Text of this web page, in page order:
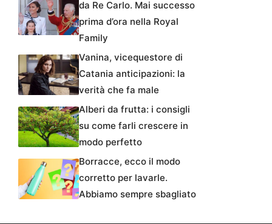
da Re Carlo. Mai successo
prima d’ora nella Royal
Family
Vanina, vicequestore di
Catania anticipazioni: la
verità che fa male
Alberi da frutta: i consigli
su come farli crescere in
modo perfetto
Borracce, ecco il modo
corretto per lavarle.
Abbiamo sempre sbagliato